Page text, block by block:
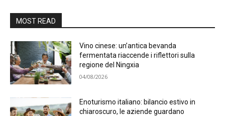
MOST READ
Vino cinese: un’antica bevanda
fermentata riaccende i riflettori sulla
regione del Ningxia
04/08/2026
Enoturismo italiano: bilancio estivo in
chiaroscuro, le aziende guardano